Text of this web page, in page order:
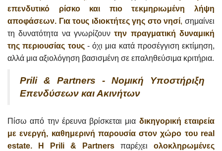
επενδυτικό ρίσκο και πιο τεκμηριωμένη λήψη
αποφάσεων. Για τους ιδιοκτήτες γης στο νησί,σημαίνει
τη δυνατότητα να γνωρίζουντην πραγματική δυναμική
της περιουσίας τους- όχι μια κατά προσέγγιση εκτίμηση,
αλλά μια αξιολόγηση βασισμένη σε επαληθεύσιμα κριτήρια.
Prili & Partners - Νομική Υποστήριξη
Επενδύσεων και Ακινήτων
Πίσω από την έρευνα βρίσκεται μια δικηγορική εταιρεία
με ενεργή, καθημερινή παρουσία στον χώρο του real
estate. Η Prili & Partners
παρέχει ολοκληρωμένες